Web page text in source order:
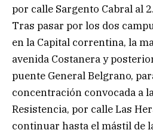
por calle Sargento Cabral al
Tras pasar por los dos
en la Capital correntina, la
avenida Costanera y
puente General Belgrano,
concentración convocada a
Resistencia, por calle Las
continuar hasta el mástil de